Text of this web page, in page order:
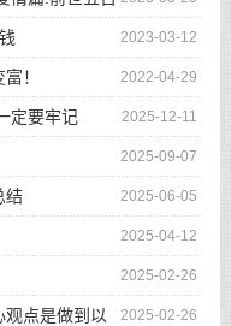
2023-03-12
2022-04-29
！
2025-12-11
定要牢记
2025-09-07
2025-06-05
结
2025-04-12
2025-02-26
2025-02-26
点是做到以